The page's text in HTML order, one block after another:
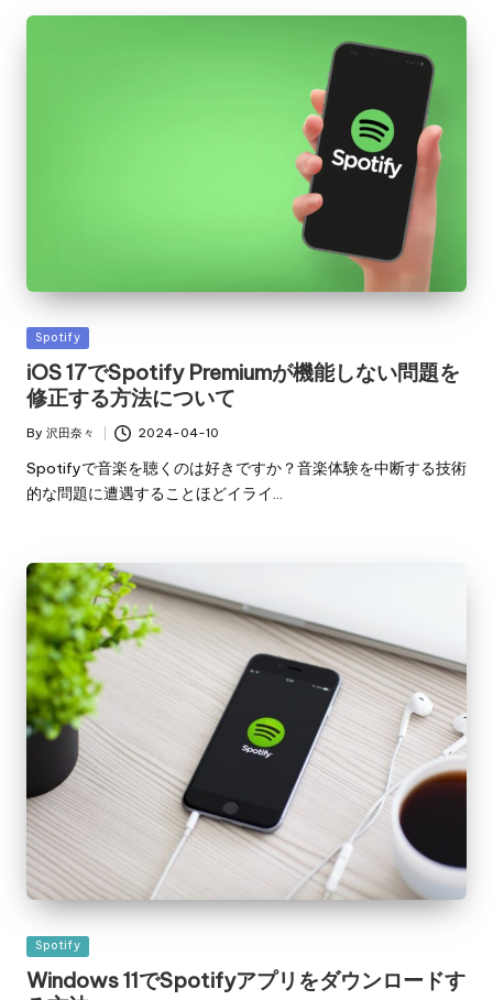
Posted
in
Spotify
iOS 17でSpotify Premiumが機能しない問題を
修正する方法について
Posted
By 沢田奈々 2024-04-10
Spotifyで音楽を聴くのは好きですか？音楽体験を中断する技術
的な問題に遭遇することほどイライ…
Posted
in
Spotify
Windows 11でSpotifyアプリをダウンロードす